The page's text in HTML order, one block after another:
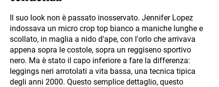
Il suo look non è passato inosservato. Jennifer Lopez
indossava un micro crop top bianco a maniche lunghe e
scollato, in maglia a nido d'ape, con l'orlo che arrivava
appena sopra le costole, sopra un reggiseno sportivo
nero. Ma è stato il capo inferiore a fare la differenza:
leggings neri arrotolati a vita bassa, una tecnica tipica
degli anni 2000. Questo semplice dettaglio, questo